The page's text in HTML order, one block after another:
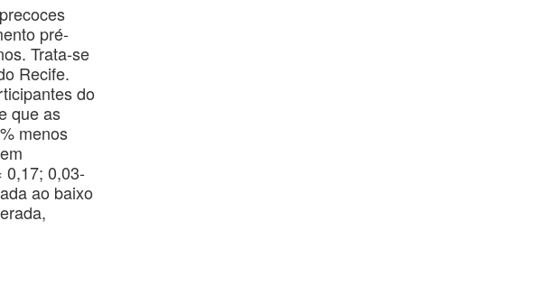
pré-
Trata-se
Recife.
do
que as
menos
0,17; 0,03-
ao baixo